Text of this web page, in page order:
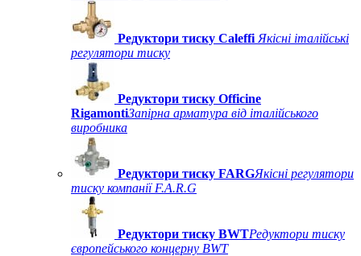
Редуктори тиску Caleffi Якісні італійські
регулятори тиску
Редуктори тиску Officine
RigamontiЗапірна арматура від італійського
виробника
Редуктори тиску FARGЯкісні регулятори
тиску компанії F.A.R.G
Редуктори тиску BWTРедуктори тиску
європейського концерну BWT